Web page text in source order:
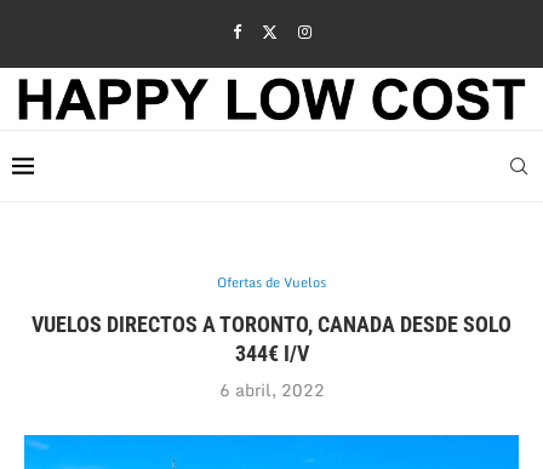
Ofertas de Vuelos
VUELOS DIRECTOS A TORONTO, CANADA DESDE SOLO
344€ I/V
6 abril, 2022